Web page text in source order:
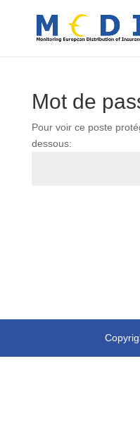
Mot de
Pour voir ce poste
dessous: